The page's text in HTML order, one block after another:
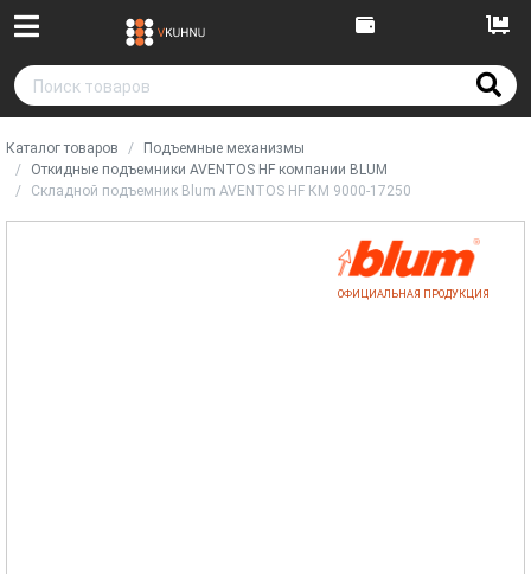
Каталог товаров
Подъемные механизмы
Откидные подъемники AVENTOS HF компании BLUM
Складной подъемник Blum AVENTOS HF КМ 9000-17250
ОФИЦИАЛЬНАЯ ПРОДУКЦИЯ